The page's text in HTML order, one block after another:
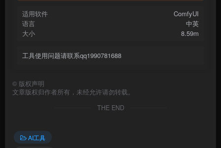
适用软件
ComfyUI
语言
中英
大小
8.59m
工具使用问题请联系qq1990781688
© 版权声明
文章版权归作者所有，未经允许请勿转载。
THE END
AI工具